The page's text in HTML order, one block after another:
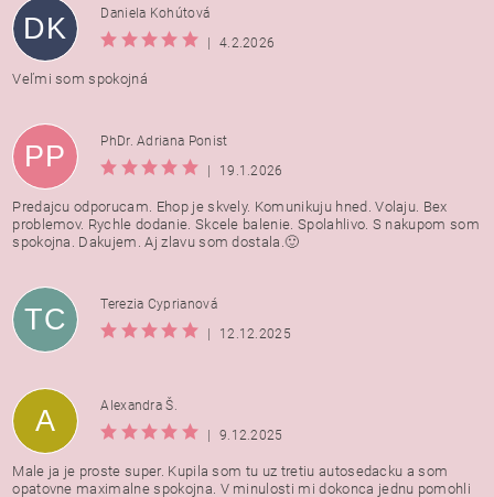
DK
Daniela Kohútová
|
4.2.2026
Veľmi som spokojná
PP
PhDr. Adriana Ponist
|
19.1.2026
Predajcu odporucam. Ehop je skvely. Komunikuju hned. Volaju. Bex
problemov. Rychle dodanie. Skcele balenie. Spolahlivo. S nakupom som
spokojna. Dakujem. Aj zlavu som dostala.🙂
TC
Terezia Cyprianová
|
12.12.2025
A
Alexandra Š.
|
9.12.2025
Male ja je proste super. Kupila som tu uz tretiu autosedacku a som
opatovne maximalne spokojna. V minulosti mi dokonca jednu pomohli